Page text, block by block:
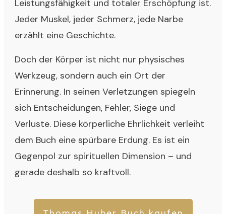
Leistungsfähigkeit und totaler Erschöpfung ist.
Jeder Muskel, jeder Schmerz, jede Narbe
erzählt eine Geschichte.
Doch der Körper ist nicht nur physisches
Werkzeug, sondern auch ein Ort der
Erinnerung. In seinen Verletzungen spiegeln
sich Entscheidungen, Fehler, Siege und
Verluste. Diese körperliche Ehrlichkeit verleiht
dem Buch eine spürbare Erdung. Es ist ein
Gegenpol zur spirituellen Dimension – und
gerade deshalb so kraftvoll.